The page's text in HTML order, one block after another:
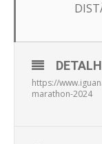
https://
marathon-2024